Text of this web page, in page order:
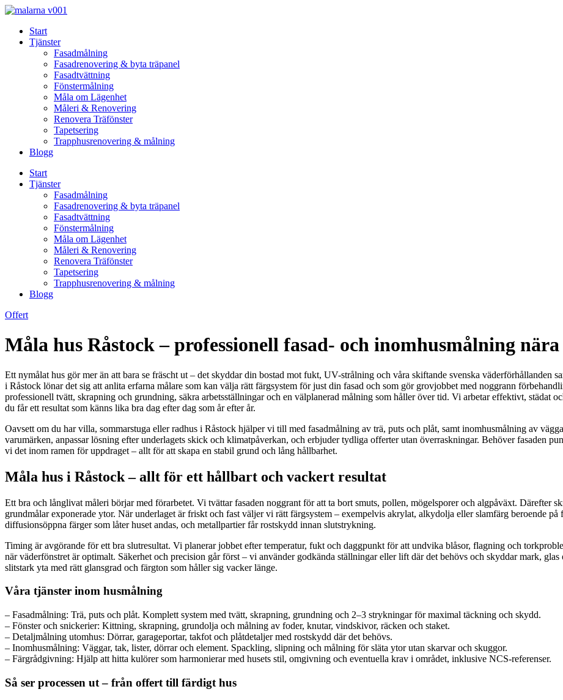
Skip
contentStart
Tjänster
Fasadmålning
Fasadrenovering & byta träpanel
Fasadtvättning
Fönstermålning
Måla om Lägenhet
Måleri & Renovering
Renovera Träfönster
Tapetsering
Trapphusrenovering & målning
Blogg
Start
Tjänster
Fasadmålning
Fasadrenovering & byta träpanel
Fasadtvättning
Fönstermålning
Måla om Lägenhet
Måleri & Renovering
Renovera Träfönster
Tapetsering
Trapphusrenovering & målning
Blogg
Offert
Måla hus Råstock – professionell fasad- och inomhusmålning
Ett nymålat hus gör mer än att bara se fräscht ut – det skyddar din bostad mot fukt, UV-strålning och våra skiftande svenska väderförhållanden
i Råstock lönar det sig att anlita erfarna målare som kan välja rätt färgsystem för just din fasad och som gör grovjobbet med noggrann
professionell tvätt, skrapning och grundning, säkra arbetsställningar och en välplanerad målning som håller över tid. Vi arbetar effektivt, städat
du får ett resultat som känns lika bra dag efter dag som år efter år.
Oavsett om du har villa, sommarstuga eller radhus i Råstock hjälper vi till med fasadmålning av trä, puts och plåt, samt inomhusmålning av
varumärken, anpassar lösning efter underlagets skick och klimatpåverkan, och erbjuder tydliga offerter utan överraskningar. Behöver fasaden
vi det inom ramen för uppdraget – allt för att skapa en stabil grund och lång hållbarhet.
Måla hus i Råstock – allt för ett hållbart och vackert resultat
Ett bra och långlivat måleri börjar med förarbetet. Vi tvättar fasaden noggrant för att ta bort smuts, pollen, mögelsporer och algpåväxt. Därefter
grundmålar exponerade ytor. När underlaget är friskt och fast väljer vi rätt färgsystem – exempelvis akrylat, alkydolja eller slamfärg beroende
diffusionsöppna färger som låter huset andas, och metallpartier får rostskydd innan slutstrykning.
Timing är avgörande för ett bra slutresultat. Vi planerar jobbet efter temperatur, fukt och daggpunkt för att undvika blåsor, flagning och
när väderfönstret är optimalt. Säkerhet och precision går först – vi använder godkända ställningar eller lift där det behövs och skyddar mark,
slitstark yta med rätt glansgrad och färgton som håller sig vacker länge.
Våra tjänster inom husmålning
– Fasadmålning: Trä, puts och plåt. Komplett system med tvätt, skrapning, grundning och 2–3 strykningar för maximal täckning och skydd.
– Fönster och snickerier: Kittning, skrapning, grundolja och målning av foder, knutar, vindskivor, räcken och staket.
– Detaljmålning utomhus: Dörrar, garageportar, takfot och plåtdetaljer med rostskydd där det behövs.
– Inomhusmålning: Väggar, tak, lister, dörrar och element. Spackling, slipning och målning för släta ytor utan skarvar och skuggor.
– Färgrådgivning: Hjälp att hitta kulörer som harmonierar med husets stil, omgivning och eventuella krav i området, inklusive NCS-referenser.
Så ser processen ut – från offert till färdigt hus